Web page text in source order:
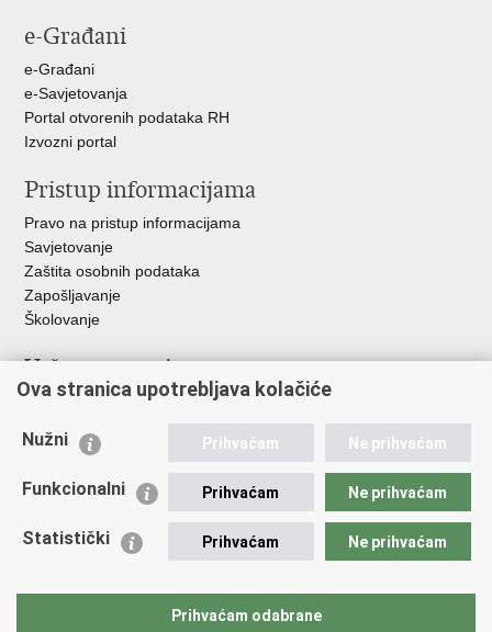
FacebookuTwitteru
e-Građani
e-Građani
e-Savjetovanja
Portal otvorenih podataka RH
Izvozni portal
Pristup informacijama
Pravo na pristup informacijama
Savjetovanje
Zaštita osobnih podataka
Zapošljavanje
Školovanje
Važne poveznice
Ministarstvo unutarnjih poslova
Udruge
Policijska akademija
Zaklada policijske solidarnosti
Vučetić"
Ova stranica upotrebljava kolačiće
Nužni Prihvaćam Ne prihvaćam
Funkcionalni Prihvaćam Ne prihvaćam
Statistički Prihvaćam Ne prihvaćam
Prihvaćam odabrane